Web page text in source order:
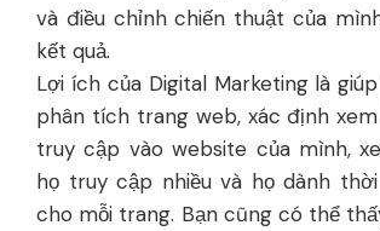
và điều chỉnh chiến thuật của
kết quả.
Lợi ích của Digital Marketing là
phân tích trang web, xác định
truy cập vào website của mình,
họ truy cập nhiều và họ dành
cho mỗi trang. Bạn cũng có thể